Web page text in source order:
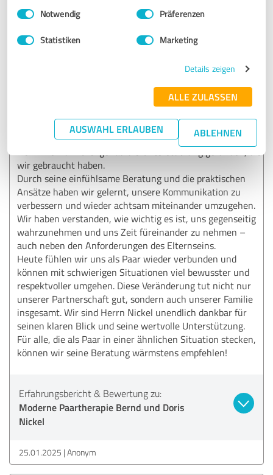
Impressum Datenschutzbestimmungen
Einwilligungsauswahl
Notwendig Präferenzen
Statistiken Marketing
Details zeigen
ALLE ZULASSEN
AUSWAHL ERLAUBEN ABLEHNEN
Kundenerfahrung:
Herausforderungen im Vordergrund, und dabei geht die
Beziehung als Paar schnell verloren – so war es auch bei
uns. Wir haben uns im Alltagstrott immer mehr
voneinander entfernt und uns schließlich gefragt, wo
unsere Partnerschaft geblieben ist. Zum Glück haben wir
uns für eine moderne Paartherapie entschieden und bei
Herrn Bernd Nickel genau die Unterstützung gefunden, die
wir gebraucht haben.
Durch seine einfühlsame Beratung und die praktischen
Ansätze haben wir gelernt, unsere Kommunikation zu
verbessern und wieder achtsam miteinander umzugehen.
Wir haben verstanden, wie wichtig es ist, uns gegenseitig
wahrzunehmen und uns Zeit füreinander zu nehmen –
auch neben den Anforderungen des Elternseins.
Heute fühlen wir uns als Paar wieder verbunden und
können mit schwierigen Situationen viel bewusster und
respektvoller umgehen. Diese Veränderung tut nicht nur
unserer Partnerschaft gut, sondern auch unserer Familie
insgesamt. Wir sind Herrn Nickel unendlich dankbar für
seinen klaren Blick und seine wertvolle Unterstützung.
Für alle, die als Paar in einer ähnlichen Situation stecken,
können wir seine Beratung wärmstens empfehlen!
Erfahrungsbericht & Bewertung zu:
Moderne Paartherapie Bernd und Doris
Nickel
25.01.2025 Anonym